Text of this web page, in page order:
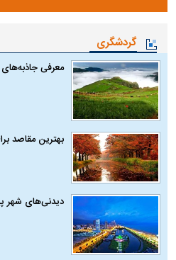
گردشگری
معرفی
بهترین مقاصد
دیدنی‌های شهر